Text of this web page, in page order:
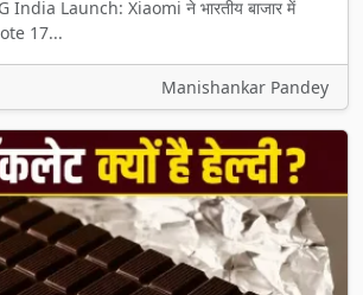
India Launch: Xiaomi ने भारतीय बाजार में
17...
Manishankar Pandey